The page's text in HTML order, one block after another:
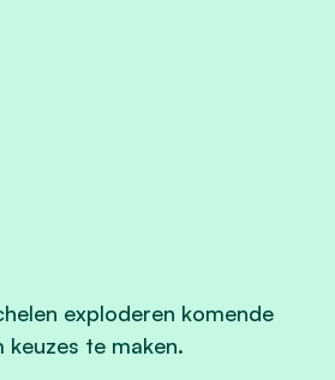
exploderen komende
keuzes te maken.